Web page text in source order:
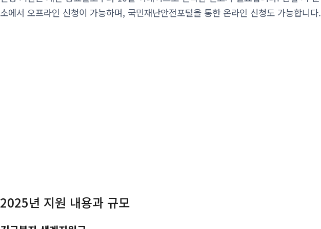
소에서 오프라인 신청이 가능하며, 국민재난안전포털을 통한 온라인 신청도 가능합니다.
2025년 지원 내용과 규모